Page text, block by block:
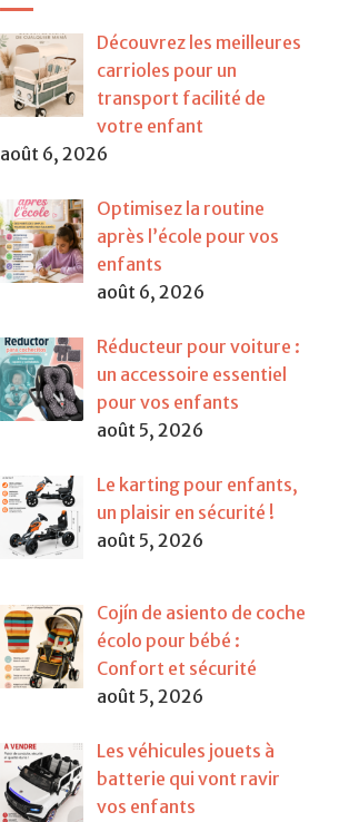
Découvrez les meilleures
carrioles pour un
transport facilité de
votre enfant
août 6, 2026
Optimisez la routine
après l’école pour vos
enfants
août 6, 2026
Réducteur pour voiture :
un accessoire essentiel
pour vos enfants
août 5, 2026
Le karting pour enfants,
un plaisir en sécurité !
août 5, 2026
Cojín de asiento de coche
écolo pour bébé :
Confort et sécurité
août 5, 2026
Les véhicules jouets à
batterie qui vont ravir
vos enfants